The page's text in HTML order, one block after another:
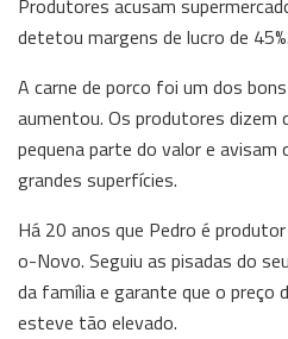
detetou margens de lucro de 45%.
A carne de porco foi um dos
aumentou. Os produtores dizem
pequena parte do valor e
grandes superfícies.
Há 20 anos que Pedro é
o-Novo. Seguiu as pisadas do
da família e garante que o preço
esteve tão elevado.